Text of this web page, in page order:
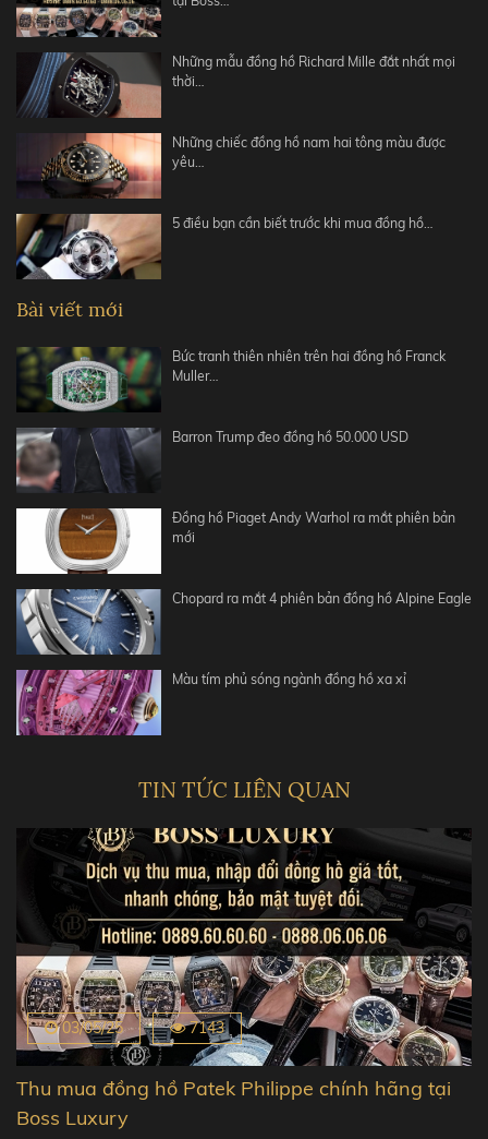
Những mẫu đồng hồ Richard Mille đắt nhất mọi
thời…
Những chiếc đồng hồ nam hai tông màu được
yêu…
5 điều bạn cần biết trước khi mua đồng hồ…
Bài viết mới
Bức tranh thiên nhiên trên hai đồng hồ Franck
Muller…
Barron Trump đeo đồng hồ 50.000 USD
Đồng hồ Piaget Andy Warhol ra mắt phiên bản
mới
Chopard ra mắt 4 phiên bản đồng hồ Alpine Eagle
Màu tím phủ sóng ngành đồng hồ xa xỉ
TIN TỨC LIÊN QUAN
03/05/25 7143
Thu mua đồng hồ Patek Philippe chính hãng tại
Boss Luxury